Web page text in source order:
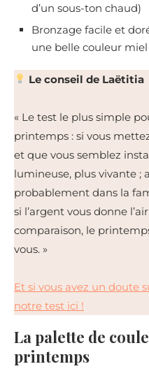
d’un sous-ton chaud)
Bronzage facile et
une belle couleur miel
Le conseil de Laëtitia
« Le test le plus simple
printemps : si vous
et que vous semblez
lumineuse, plus vivante ;
probablement dans la
si l’argent vous donne
comparaison, le
vous. »
Et si vous avez un doute
notre test ici !
La palette de
printemps